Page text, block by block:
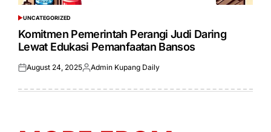
POSTED
IN
UNCATEGORIZED
Komitmen Pemerintah Perangi Judi Daring
Lewat Edukasi Pemanfaatan Bansos
Posted
August 24, 2025Posted
Admin Kupang Daily